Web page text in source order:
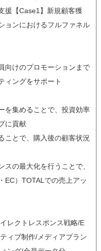
援【Case1】新規顧客獲
ョンにおけるフルファネル
向けのプロモーションまで
ィングをサポート
を集めることで、投資効率
に貢献
ことで、購入後の顧客状況
スの最大化を行うことで、
EC）TOTALでの売上アッ
レクトレスポンス戦略/E
ィブ制作/メディアプラン